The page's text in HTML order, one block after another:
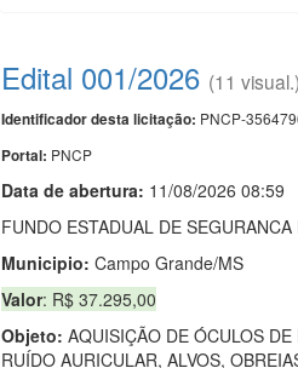
Edital 001/2026 (11 visual.)
Identificador desta licitação: PNCP-
Portal: PNCP
Data de abertura: 11/08/2026 08:59
FUNDO ESTADUAL DE
Municipio: Campo Grande/MS
Valor: R$ 37.295,00
Objeto: AQUISIÇÃO DE ÓCULOS
RUÍDO AURICULAR, ALVOS,